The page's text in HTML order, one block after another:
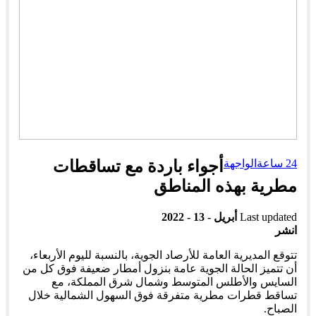
24 ساعة الواجهة أجواء باردة مع تساقطات
مطرية بهذه المناطق
Last updated أبريل - 13 - 2022
انشر
تتوقع المديرية العامة للأرصاد الجوية، بالنسبة لليوم الأربعاء،
أن تتميز الحالة الجوية عامة بنزول أمطار ضعيفة فوق كل من
السايس والأطلس المتوسط وشمال شرق المملكة، مع
تساقط قطرات مطرية متفرقة فوق السهول الشمالية خلال
الصباح.